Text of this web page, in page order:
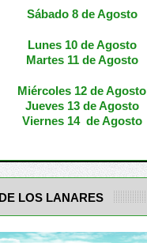
Sábado 8 de Agosto
Lunes 10 de Agosto
Martes 11 de Agosto
Miércoles 12 deAgosto
Jueves 13 de Agosto
Viernes 14 de Agosto
LOS LANARES